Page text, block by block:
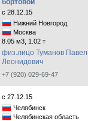
бортовой
с 28.12.15
Нижний Новгород
Москва
8.05 м3, 1.02 т
физ.лицо Туманов Павел
Леонидович
+7 (920) 029-69-47
с 27.12.15
Челябинск
Челябинская область